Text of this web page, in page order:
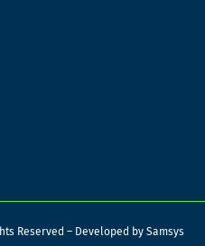
Reserved – Developed by Samsys